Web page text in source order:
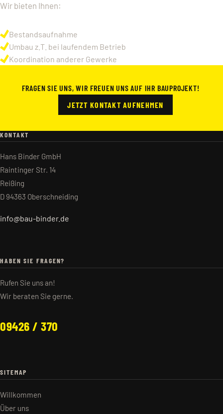
Wir bieten Ihnen:
Bestandsaufnahme
Umbau z.T. bei laufendem Betrieb
Koordination anderer Gewerke
FRAGEN SIE UNS, WIR FREUEN UNS AUF IHR BAUPROJEKT!
JETZT KONTAKT AUFNEHMEN
KONTAKT
Hans Binder GmbH
Raintinger Str. 14
Reißing
D 94363 Oberschneiding
info@bau-binder.de
HABEN SIE FRAGEN?
Rufen Sie uns an!
Wir beraten Sie gerne.
09426 / 370
SITEMAP
Willkommen
Über uns